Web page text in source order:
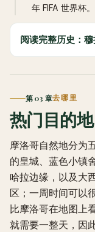
年 FIFA 世界杯。
阅读完整历史：
第 03 章去哪里
热门目的地
摩洛哥自然地分为
的皇城、蓝色小镇
哈拉边缘，以及大
区；一周时间可以
比摩洛哥在地图上
就需要一整天，因